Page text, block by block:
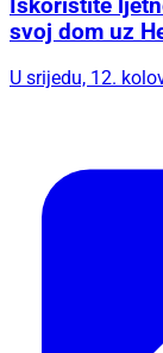
Iskoristite
svoj dom uz
U srijedu, 12.